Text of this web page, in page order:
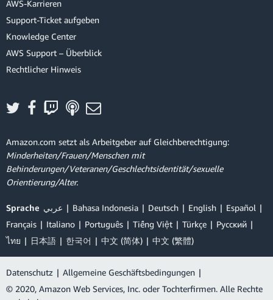
AWS-Karrieren
Support-Ticket aufgeben
Knowledge Center
AWS Support – Überblick
Rechtlicher Hinweis
Amazon.com setzt als Arbeitgeber auf Gleichberechtigung:
Minderheiten/Frauen/Menschen mit
Behinderungen/Veteranen/Geschlechtsidentität/sexuelle
Orientierung/Alter.
Sprache عربي Bahasa Indonesia Deutsch English
Español
Français
Italiano Português Tiếng Việt Türkçe
Ρусский
ไทย
日本語 한국어 中文 (简体) 中文 (繁體)
Datenschutz | Allgemeine Geschäftsbedingungen |
© 2020, Amazon Web Services, Inc. oder Tochterfirmen. Alle Rechte